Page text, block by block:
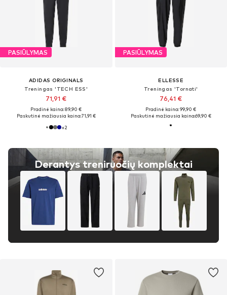
PASIŪLYMAS
ADIDAS ORIGINALS
Treningas 'TECH ESS'
71,91 €
Pradinė kaina: 89,90 €
Paskutinė mažiausia kaina:71,91 €
+2
Derantys treniruočių komplektai
PASIŪLYMAS
ELLESSE
Treningas 'Tornati'
76,41 €
Pradinė kaina: 99,90 €
Paskutinė mažiausia kaina:69,90 €